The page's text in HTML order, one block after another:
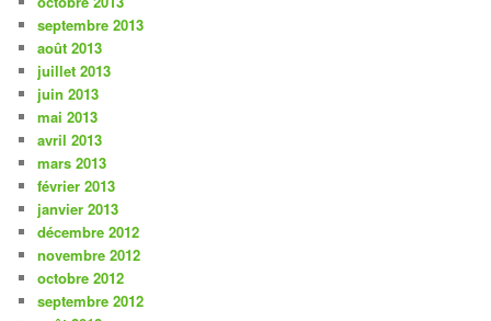
septembre 2013
août 2013
juillet 2013
juin 2013
mai 2013
avril 2013
mars 2013
février 2013
janvier 2013
décembre 2012
novembre 2012
octobre 2012
septembre 2012